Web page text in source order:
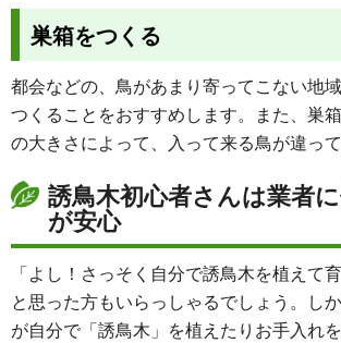
巣箱をつくる
都会などの、鳥があまり寄ってこない地
つくることをおすすめします。また、巣
の大きさによって、入って来る鳥が違って
誘鳥木初心者さんは業者
が安心
「よし！さっそく自分で誘鳥木を植えて
と思った方もいらっしゃるでしょう。し
が自分で「誘鳥木」を植えたりお手入れ